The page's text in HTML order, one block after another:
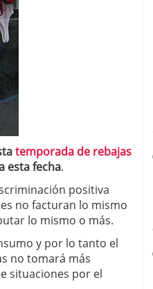
Promotor privado
gestionar tus
cómo anticiparte
de 2025
temporada de rebajas
esta fecha.
positiva
no facturan lo mismo
lo mismo o más.
y por lo tanto el
no tomará más
situaciones por el